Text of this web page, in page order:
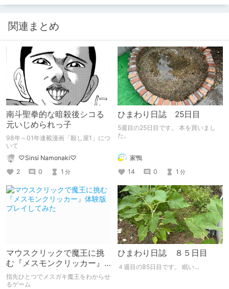
関連まとめ
南斗聖拳的な暗殺後シコる
元いじめられっ子
98年～01年連載漫画「殺し屋1」につ
いて
♡Sinsi Namonaki♡
2
0 1 分
ひまわり日誌 25日目
5週目の25日目です。 本を買いまし
た。
家鴨
14
0 1 分
マウスクリックで魔王に挑
む『メスモンクリッカー』
体験版プレイしてみた
指先ひとつでメスガキ魔王をわからせ
るゲーム
ひまわり日誌 ８５日目
４週目の85日目です。 眠い...